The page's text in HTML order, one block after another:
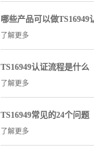
哪些产品可以做TS16949
了解更多
TS16949认证流程是什么
了解更多
TS16949常见的24个问题
了解更多